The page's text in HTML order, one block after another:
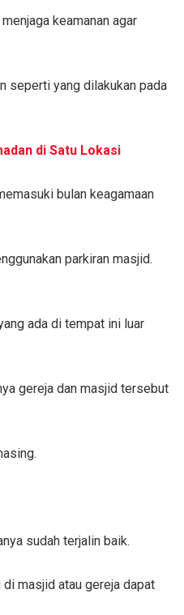
keamanan agar
seperti yang dilakukan pada
di Satu Lokasi
bulan keagamaan
parkiran masjid.
ada di tempat ini luar
gereja dan masjid tersebut
sudah terjalin baik.
masjid atau gereja dapat